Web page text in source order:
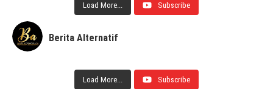
Load More... Subscribe
Berita Alternatif
Load More... Subscribe